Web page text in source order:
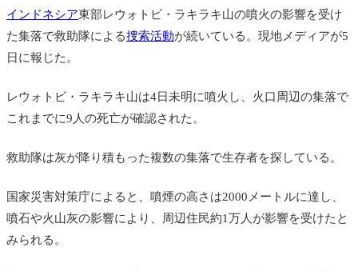
インドネシア東部レウォトビ・ラキラキ山の噴火の影響を受け
た集落で救助隊による捜索活動が続いている。現地メディアが5
日に報じた。
レウォトビ・ラキラキ山は4日未明に噴火 し、火口周辺の集落で
これまでに9人の死亡が確認された。
救助隊は灰が降り積もった複数の集落で生存者を探している。
国家災害対策庁によると、噴煙の高さは2000メートルに達し、
噴石や火山灰の影響により、周辺住民約1万人が影響を受けたと
みられる。